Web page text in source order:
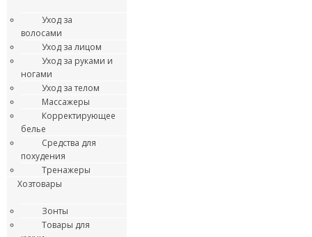
Уход за
волосами
Уход за лицом
Уход за руками и
ногами
Уход за телом
Массажеры
Корректирующее
белье
Средства для
похудения
Тренажеры
Хозтовары
Зонты
Товары для